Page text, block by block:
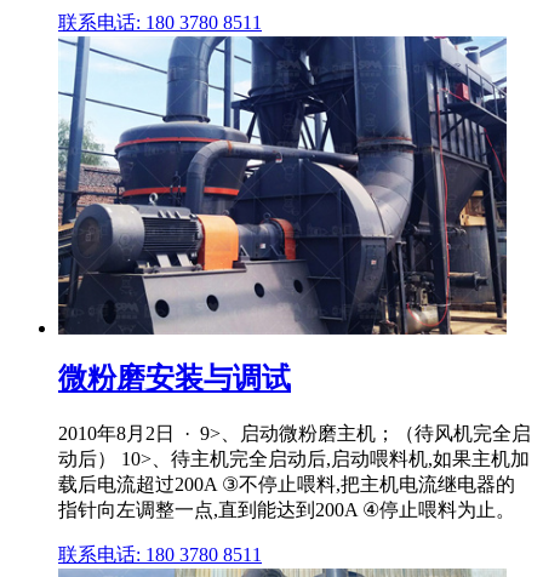
联系电话: 180 3780 8511
微粉磨安装与调试
2010年8月2日 · 9>、启动微粉磨主机；（待风机完全启
动后） 10>、待主机完全启动后,启动喂料机,如果主机加
载后电流超过200A ③不停止喂料,把主机电流继电器的
指针向左调整一点,直到能达到200A ④停止喂料为止。
联系电话: 180 3780 8511